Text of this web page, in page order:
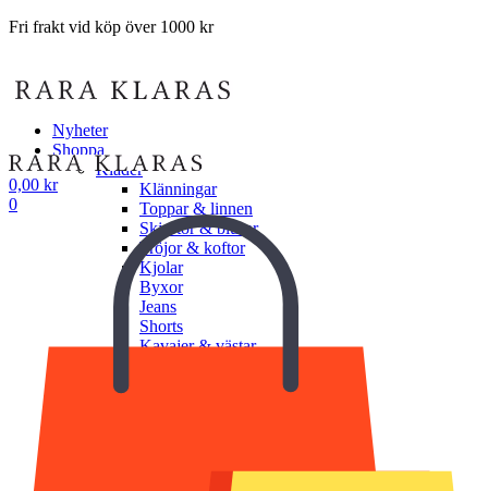
Fri frakt vid köp över 1000 kr
Nyheter
Shoppa
Kläder
Klänningar
Toppar & linnen
Skjortor & blusar
Tröjor & koftor
Kjolar
Byxor
Jeans
Shorts
Kavajer & västar
Underkläder
0,00 kr
0